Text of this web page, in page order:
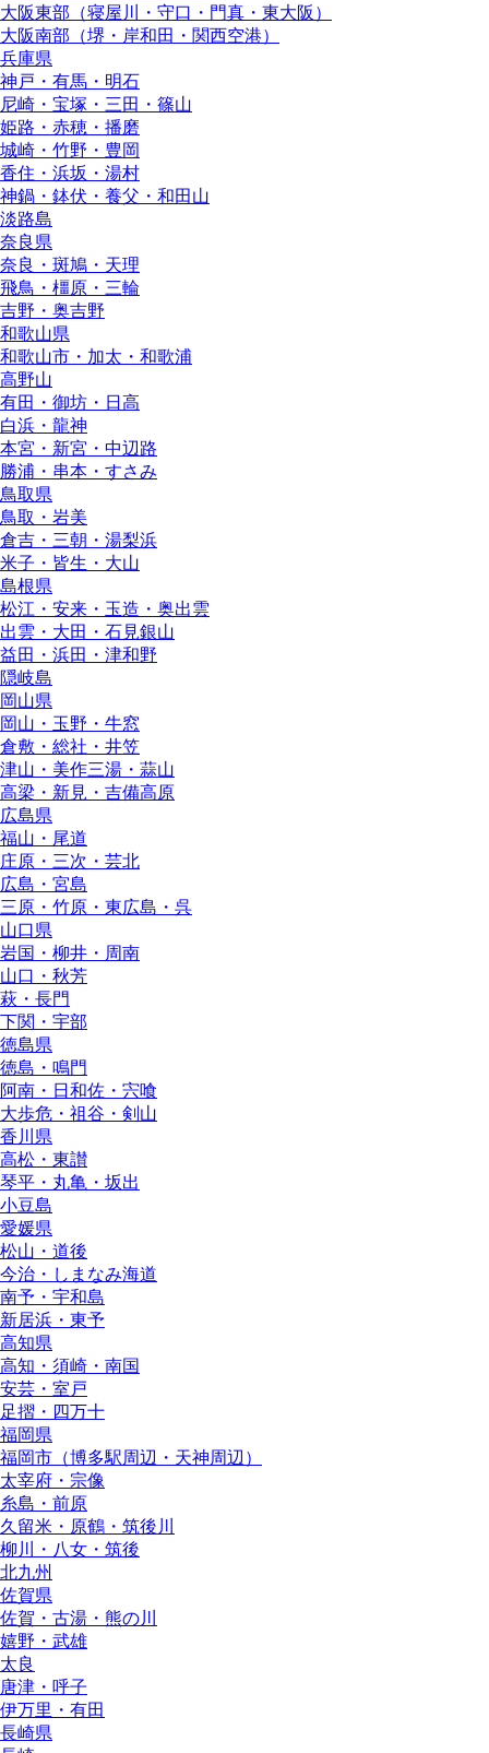
大阪東部（寝屋川・守口・門真・東大阪）
大阪南部（堺・岸和田・関西空港）
兵庫県
神戸・有馬・明石
尼崎・宝塚・三田・篠山
姫路・赤穂・播磨
城崎・竹野・豊岡
香住・浜坂・湯村
神鍋・鉢伏・養父・和田山
淡路島
奈良県
奈良・斑鳩・天理
飛鳥・橿原・三輪
吉野・奥吉野
和歌山県
和歌山市・加太・和歌浦
高野山
有田・御坊・日高
白浜・龍神
本宮・新宮・中辺路
勝浦・串本・すさみ
鳥取県
鳥取・岩美
倉吉・三朝・湯梨浜
米子・皆生・大山
島根県
松江・安来・玉造・奥出雲
出雲・大田・石見銀山
益田・浜田・津和野
隠岐島
岡山県
岡山・玉野・牛窓
倉敷・総社・井笠
津山・美作三湯・蒜山
高梁・新見・吉備高原
広島県
福山・尾道
庄原・三次・芸北
広島・宮島
三原・竹原・東広島・呉
山口県
岩国・柳井・周南
山口・秋芳
萩・長門
下関・宇部
徳島県
徳島・鳴門
阿南・日和佐・宍喰
大歩危・祖谷・剣山
香川県
高松・東讃
琴平・丸亀・坂出
小豆島
愛媛県
松山・道後
今治・しまなみ海道
南予・宇和島
新居浜・東予
高知県
高知・須崎・南国
安芸・室戸
足摺・四万十
福岡県
福岡市（博多駅周辺・天神周辺）
太宰府・宗像
糸島・前原
久留米・原鶴・筑後川
柳川・八女・筑後
北九州
佐賀県
佐賀・古湯・熊の川
嬉野・武雄
太良
唐津・呼子
伊万里・有田
長崎県